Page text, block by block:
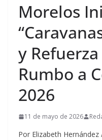
Morelos
y
Rumbo a
2026
11 de mayo de 2026
Por Elizabeth